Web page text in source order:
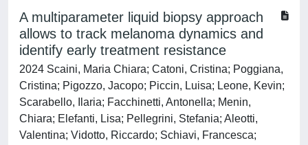
A multiparameter liquid biopsy approach
allows to track melanoma dynamics and
identify early treatment resistance
2024 Scaini, Maria Chiara; Catoni, Cristina; Poggiana,
Cristina; Pigozzo, Jacopo; Piccin, Luisa; Leone, Kevin;
Scarabello, Ilaria; Facchinetti, Antonella; Menin,
Chiara; Elefanti, Lisa; Pellegrini, Stefania; Aleotti,
Valentina; Vidotto, Riccardo; Schiavi, Francesca;